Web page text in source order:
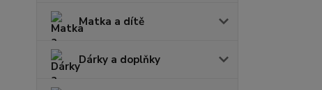
Matka a dítě
Dárky a doplňky